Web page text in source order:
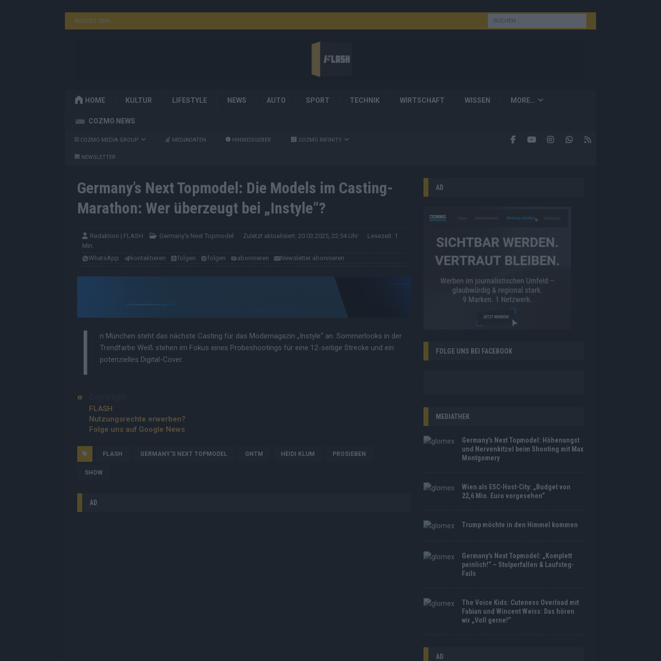
AUGUST 2026
HOME KULTUR LIFESTYLE NEWS AUTO SPORT TECHNIK WIRTSCHAFT WISSEN MORE…
COZMO NEWS
COZMO MEDIA GROUP MEDIADATEN HINWEISGEBER COZMO INFINITY
NEWSLETTER
Germany’s Next Topmodel: Die Models im Casting-
Marathon: Wer überzeugt bei „Instyle“?
Redaktion | FLASH Germany's Next Topmodel · Zuletzt aktualisiert: 20.03.2025, 22:54 Uhr
· Lesezeit: 1
Min.
WhatsApp
kontaktieren folgen folgen abonnieren Newsletter abonnieren
I
n München steht das nächste Casting für das Modemagazin „Instyle“ an. Sommerlooks in der
Trendfarbe Weiß stehen im Fokus eines Probeshootings für eine 12-seitige Strecke und ein
potenzielles Digital-Cover.
FLASH
Nutzungsrechte erwerben?
Folge uns auf Google News
FLASH GERMANY'S NEXT TOPMODEL GNTM HEIDI KLUM PROSIEBEN
SHOW
AD
AD
FOLGE UNS BEI FACEBOOK
MEDIATHEK
Germany’s Next Topmodel: Höhenangst
und Nervenkitzel beim Shooting mit Max
Montgomery
Wien als ESC-Host-City: „Budget von
22,6 Mio. Euro vorgesehen“
Trump möchte in den Himmel kommen
Germany’s Next Topmodel: „Komplett
peinlich!“ – Stolperfallen & Laufsteg-
Fails
The Voice Kids: Cuteness Overload mit
Fabian und Wincent Weiss: Das hören
wir „Voll gerne!“
AD